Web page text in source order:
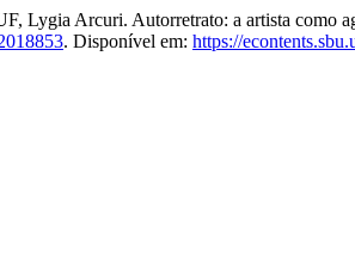
Lygia Arcuri. Autorretrato: a artista como
. Disponível em: https://